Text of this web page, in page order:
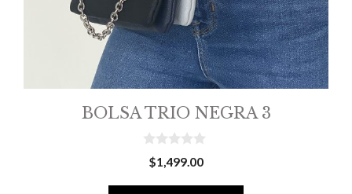
BOLSA TRIO NEGRA 3
o$1,499.00